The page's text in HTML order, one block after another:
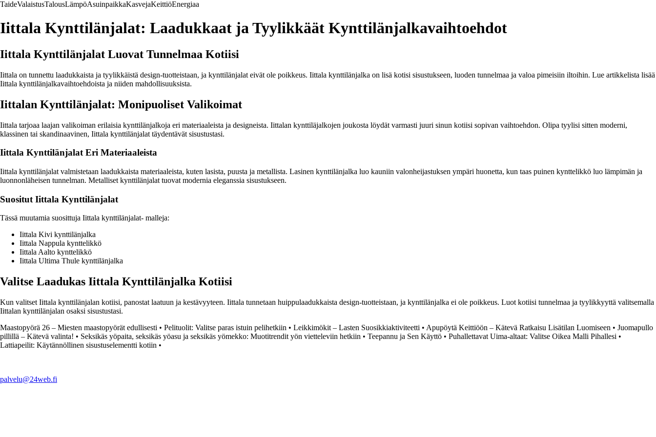
TaideValaistusTalousLämpöAsuinpaikkaKasvejaKeittiöEnergiaa
Iittala Kynttilänjalat: Laadukkaat ja Tyylikkäät Kynttilänjalkavaihtoehdot
Iittala Kynttilänjalat Luovat Tunnelmaa Kotiisi
Iittala on tunnettu laadukkaista ja tyylikkäistä design-tuotteistaan, ja kynttilänjalat eivät ole poikkeus. Iittala kynttilänjalka on lisä kotisi sisustukseen, luoden tunnelmaa ja valoa pimeisiin iltoihin. Lue artikkelista lisää
Iittala kynttilänjalkavaihtoehdoista ja niiden mahdollisuuksista.
Iittalan Kynttilänjalat: Monipuoliset Valikoimat
Iittala tarjoaa laajan valikoiman erilaisia kynttilänjalkoja eri materiaaleista ja designeista. Iittalan kynttiläjalkojen joukosta löydät varmasti juuri sinun kotiisi sopivan vaihtoehdon. Olipa tyylisi sitten moderni,
klassinen tai skandinaavinen, Iittala kynttilänjalat täydentävät sisustustasi.
Iittala Kynttilänjalat Eri Materiaaleista
Iittala kynttilänjalat valmistetaan laadukkaista materiaaleista, kuten lasista, puusta ja metallista. Lasinen kynttilänjalka luo kauniin valonheijastuksen ympäri huonetta, kun taas puinen kynttelikkö luo lämpimän ja
luonnonläheisen tunnelman. Metalliset kynttilänjalat tuovat modernia eleganssia sisustukseen.
Suositut Iittala Kynttilänjalat
Tässä muutamia suosittuja Iittala kynttilänjalat- malleja:
Iittala Kivi kynttilänjalka
Iittala Nappula kynttelikkö
Iittala Aalto kynttelikkö
Iittala Ultima Thule kynttilänjalka
Valitse Laadukas Iittala Kynttilänjalka Kotiisi
Kun valitset Iittala kynttilänjalan kotiisi, panostat laatuun ja kestävyyteen. Iittala tunnetaan huippulaadukkaista design-tuotteistaan, ja kynttilänjalka ei ole poikkeus. Luot kotiisi tunnelmaa ja tyylikkyyttä valitsemalla
Iittalan kynttilänjalan osaksi sisustustasi.
Maastopyörä 26 – Miesten maastopyörät edullisesti • Pelituolit: Valitse paras istuin pelihetkiin • Leikkimökit – Lasten Suosikkiaktiviteetti • Apupöytä Keittiöön – Kätevä Ratkaisu Lisätilan Luomiseen • Juomapullo
pillillä – Kätevä valinta! • Seksikäs yöpaita, seksikäs yöasu ja seksikäs yömekko: Muotitrendit yön vietteleviin hetkiin • Teepannu ja Sen Käyttö • Puhallettavat Uima-altaat: Valitse Oikea Malli Pihallesi •
Lattiapeilit: Käytännöllinen sisustuselementti kotiin •
palvelu@24web.fi